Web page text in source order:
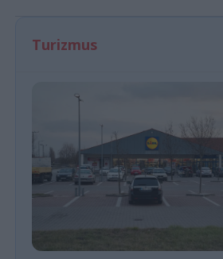
Turizmus